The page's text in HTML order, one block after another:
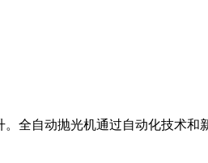
全自动抛光机通过自动化技术和